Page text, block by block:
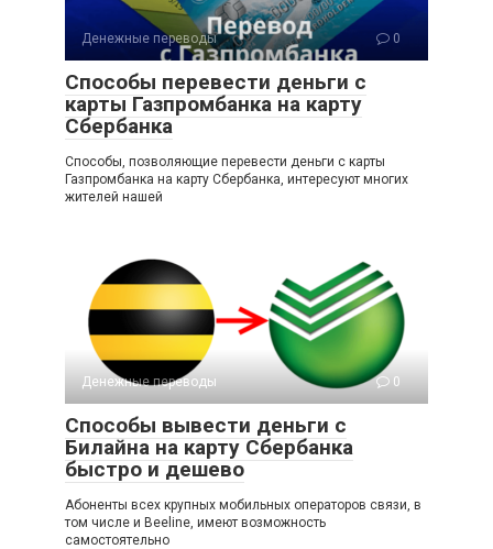
Денежные переводы 0
Способы перевести деньги с
карты Газпромбанка на карту
Сбербанка
Способы, позволяющие перевести деньги с карты
Газпромбанка на карту Сбербанка, интересуют многих
жителей нашей
Денежные переводы 0
Способы вывести деньги с
Билайна на карту Сбербанка
быстро и дешево
Абоненты всех крупных мобильных операторов связи, в
том числе и Beeline, имеют возможность
самостоятельно